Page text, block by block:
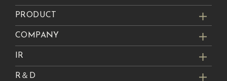
PRODUCT
COMPANY
IR
R＆D